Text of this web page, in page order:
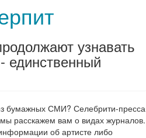
узнавать
единственный
бумажных СМИ? Селебрити-пресса
расскажем вам о видах журналов.
об артисте либо